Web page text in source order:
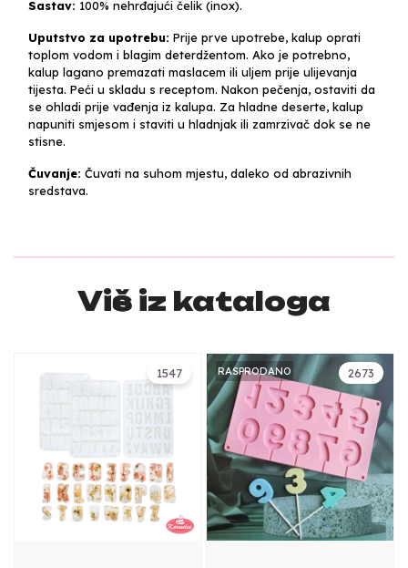
Sastav: 100% nehrđajući čelik (inox).
Uputstvo za upotrebu: Prije prve upotrebe, kalup oprati
toplom vodom i blagim deterdžentom. Ako je potrebno,
kalup lagano premazati maslacem ili uljem prije ulijevanja
tijesta. Peći u skladu s receptom. Nakon pečenja, ostaviti da
se ohladi prije vađenja iz kalupa. Za hladne deserte, kalup
napuniti smjesom i staviti u hladnjak ili zamrzivač dok se ne
stisne.
Čuvanje: Čuvati na suhom mjestu, daleko od abrazivnih
sredstava.
Više iz kataloga
1547 2673
RASPRODANO